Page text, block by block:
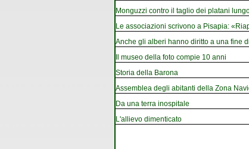
Monguzzi contro il taglio dei platani
Le associazioni scrivono a Pisapia:
Anche gli alberi hanno diritto a una fine
Il museo della foto compie 10 anni
Storia della Barona
Assemblea degli abitanti della Zona
Da una terra inospitale
L'allievo dimenticato